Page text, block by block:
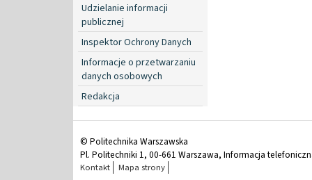
Udzielanie informacji
publicznej
Inspektor Ochrony Danych
Informacje o przetwarzaniu
danych osobowych
Redakcja
© Politechnika Warszawska
Pl. Politechniki 1, 00-661 Warszawa, Informacja
Kontakt Mapa strony